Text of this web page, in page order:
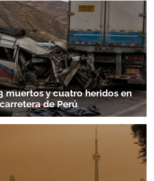
muertos y cuatro heridos en
de Perú